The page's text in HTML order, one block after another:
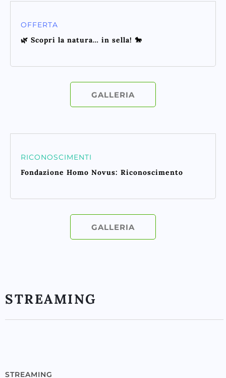
OFFERTA
🌿 Scopri la natura… in sella! 🐎
GALLERIA
RICONOSCIMENTI
Fondazione Homo Novus: Riconoscimento
GALLERIA
STREAMING
STREAMING